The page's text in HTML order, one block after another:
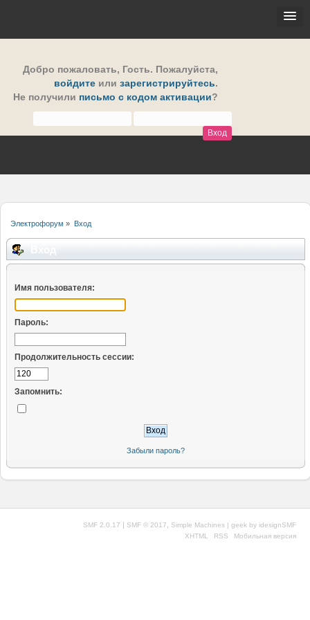
Добро пожаловать, Гость. Пожалуйста,
войдите или зарегистрируйтесь.
Не получили письмо с кодом активации?
Электрофорум » Вход
Имя пользователя:
Пароль:
Продолжительность сессии:
Запомнить:
Забыли пароль?
SMF 2.0.17 | SMF © 2017 Simple Machines | geek by idesignSMF
XHTML
RSS Мобильная версия